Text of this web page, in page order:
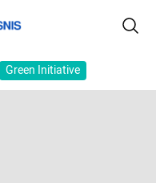
Green Initiative